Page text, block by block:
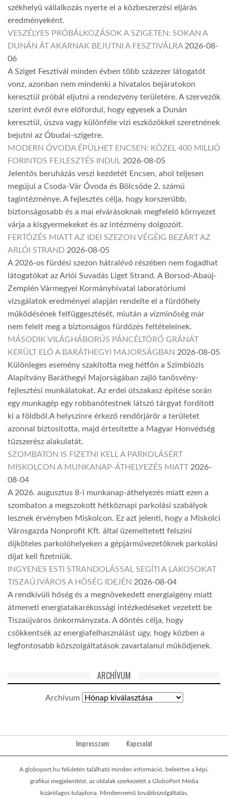
székhelyű vállalkozás nyerte el a közbeszerzési eljárás
eredményeként.
VESZÉLYES PRÓBÁLKOZÁSOK A SZIGETEN: SOKAN A
DUNÁN ÁT AKARNAK BEJUTNI A FESZTIVÁLRA 2026-08-
06
A Sziget Fesztivál minden évben több százezer látogatót
vonz, azonban nem mindenki a hivatalos bejáratokon
keresztül próbál eljutni a rendezvény területére. A szervezők
szerint évről évre előfordul, hogy egyesek a Dunán
keresztül, úszva vagy különféle vízi eszközökkel szeretnének
bejutni az Óbudai-szigetre.
MODERN ÓVODA ÉPÜLHET ENCSEN: KÖZEL 400 MILLIÓ
FORINTOS FEJLESZTÉS INDUL 2026-08-05
Jelentős beruházás veszi kezdetét Encsen, ahol teljesen
megújul a Csoda-Vár Óvoda és Bölcsőde 2. számú
tagintézménye. A fejlesztés célja, hogy korszerűbb,
biztonságosabb és a mai elvárásoknak megfelelő környezet
várja a kisgyermekeket és az intézmény dolgozóit.
FERTŐZÉS MIATT AZ IDEI SZEZON VÉGÉIG BEZÁRT AZ
ARLÓI STRAND 2026-08-05
A 2026-os fürdési szezon hátralévő részében nem fogadhat
látogatókat az Arlói Suvadás Liget Strand. A Borsod-Abaúj-
Zemplén Vármegyei Kormányhivatal laboratóriumi
vizsgálatok eredményei alapján rendelte el a fürdőhely
működésének felfüggesztését, miután a vízminőség már
nem felelt meg a biztonságos fürdőzés feltételeinek.
MÁSODIK VILÁGHÁBORÚS PÁNCÉLTÖRŐ GRÁNÁT
KERÜLT ELŐ A BARÁTHEGYI MAJORSÁGBAN 2026-08-05
Különleges esemény szakította meg hétfőn a Szimbiózis
Alapítvány Baráthegyi Majorságában zajló tanösvény-
fejlesztési munkálatokat. Az erdei útszakasz építése során
egy munkagép egy robbanótestnek látszó tárgyat fordított
ki a földből.A helyszínre érkező rendőrjárőr a területet
azonnal biztosította, majd értesítette a Magyar Honvédség
tűzszerész alakulatát.
SZOMBATON IS FIZETNI KELL A PARKOLÁSÉRT
MISKOLCON A MUNKANAP-ÁTHELYEZÉS MIATT 2026-
08-04
A 2026. augusztus 8-i munkanap-áthelyezés miatt ezen a
szombaton a megszokott hétköznapi parkolási szabályok
lesznek érvényben Miskolcon. Ez azt jelenti, hogy a Miskolci
Városgazda Nonprofit Kft. által üzemeltetett felszíni
díjköteles parkolóhelyeken a gépjárművezetőknek parkolási
díjat kell fizetniük.
INGYENES ESTI STRANDOLÁSSAL SEGÍTI A LAKOSOKAT
TISZAÚJVÁROS A HŐSÉG IDEJÉN 2026-08-04
A rendkívüli hőség és a megnövekedett energiaigény miatt
átmeneti energiatakarékossági intézkedéseket vezetett be
Tiszaújváros önkormányzata. A döntés célja, hogy
csökkentsék az energiafelhasználást úgy, hogy közben a
legfontosabb közszolgáltatások zavartalanul működjenek.
ARCHÍVUM
Archívum
Impresszum Kapcsolat
A globoport.hu felületén található minden információ, beleértve a képi,
grafikai megjelenítést, az oldalak szerkezetét a GloboPort Média
kizárólagos tulajdona. Mindennemű továbbszolgáltatás,